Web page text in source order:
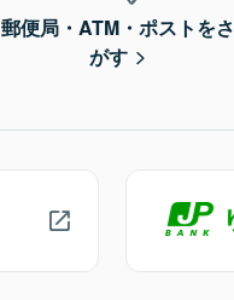
郵便局・ATM・ポストをさ
がす